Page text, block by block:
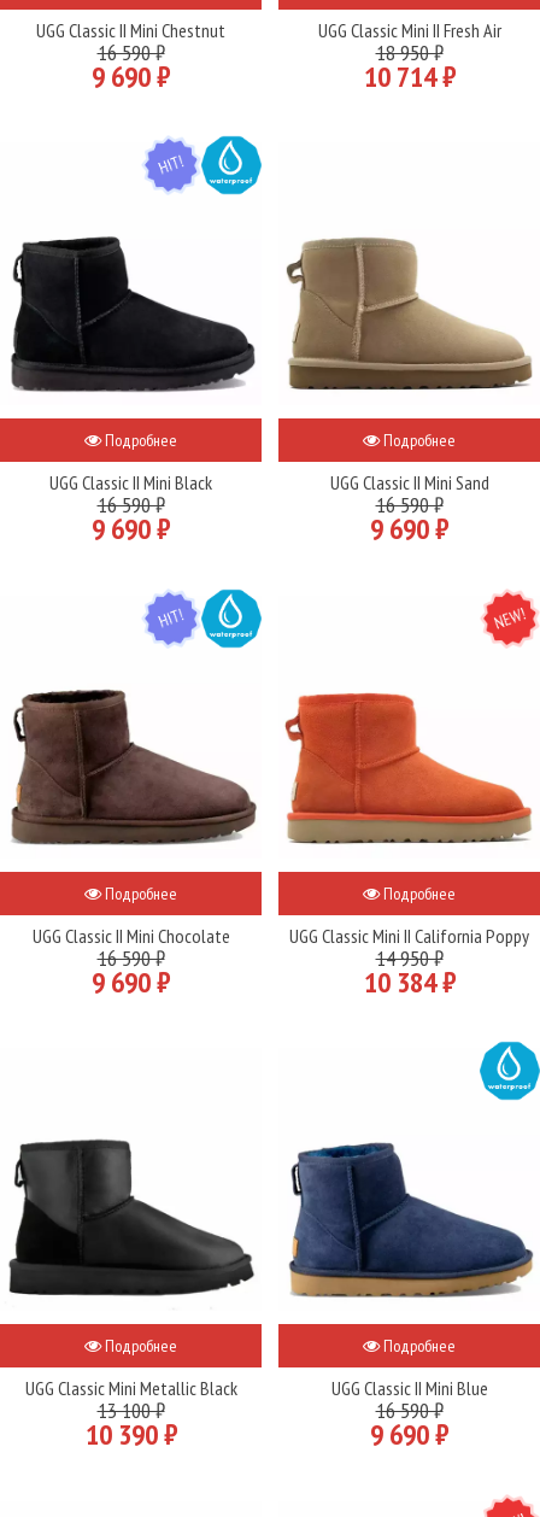
UGG Classic II Mini Chestnut
16 590 ₽
9 690 ₽
UGG Classic Mini II Fresh Air
18 950 ₽
10 714 ₽
HIT WATER
Подробнее
UGG Classic II Mini Black
16 590 ₽
9 690 ₽
Подробнее
UGG Classic II Mini Sand
16 590 ₽
9 690 ₽
HIT WATER
Подробнее
UGG Classic II Mini Chocolate
16 590 ₽
9 690 ₽
NEW
Подробнее
UGG Classic Mini II California Poppy
14 950 ₽
10 384 ₽
Подробнее
UGG Classic Mini Metallic Black
13 100 ₽
10 390 ₽
WATER
Подробнее
UGG Classic II Mini Blue
16 590 ₽
9 690 ₽
NEW